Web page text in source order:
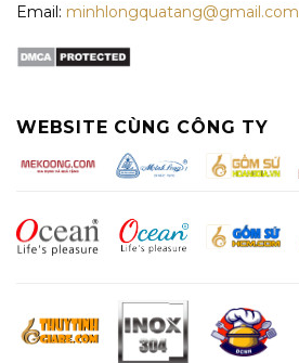
Email: minhlongquatang@gmail.com
WEBSITE CÙNG CÔNG TY